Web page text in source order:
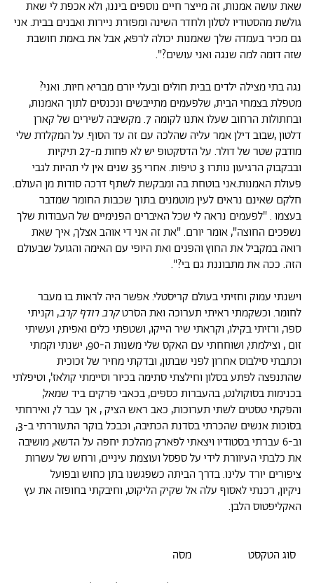
סוג הטקסט
מסה
שאת עושה אמנות, זה מייצר חיים נוספים ביננו, ולא אכפת לי שאת
גולשת מהסטודיו לסלון ולחדר השינה ומפזרת ניירות ואבנים בבית. אני
גם מכיר בעמדה שלך שאמנות יכולה לרפא, אבל את באמת חושבת
שזה דומה למה שנגה ואני עושים?".
נגה בתי מצילה ילדים בבית חולים ובעלי יורם מבריא חיות. ואני?
מטפלת בצמחי הבית, שלפעמים מתייבשים ונכנסים לתוך האמנות,
ובחתולות הרחוב שעלו אתנו לקומה 7. מקשיבה לשירים של קארן
דלטון ,שבוב דילן אמר עליה שהלכה עם זה עד הסוף. על המקלדת שלי
מודבק שטר של דולר. על הדסקטופ יש לא פחות מ-27 תיקיות
ובבקבוק הרגיעון נותרו 3 טיפות. אחרי 35 שנים אין לי תהיות לגבי
פעולת האמנות.אני בוטחת בה ומבקשת לשתף דרכה סודות מן העולם.
חלקם שאינם נראים לעין מוטמנים בתוך שכבות החומר שמדבר
בעצמו . "לפעמים נראה לי שכל האיברים הפנימיים של העבודות שלך
נשפכים החוצה", אומר יורם. "את זה אני די אוהב אצלך, איך שאת
רואה במקביל את החוץ והפנים ואת היופי עם האימה והגועל שבעולם
הזה. ככה את מתבוננת גם בי?".
וישנתי עמוק וחזיתי בעולם קריסטלי. אפשר היה לראות בו מעבר
לחומר. וכשקמתי ראיתי תערוכה ואת הסרטקרב רודף קרב, וקניתי
ספר, ורזיתי בקילו, וקראתי שיר הייקו, ושטפתי כלים ואפיתי, ועשיתי
זום , וצילמתי, ושוחחתי עם האקס שלי משנות ה-90, ישנתי וקמתי
וכתבתי סילבוס אחרון לפני שבתון, ובדקתי מחיר של זכוכית
שהתנפצה לפתע בסלון וחילצתי סתימה בכיור וסיימתי קולאז', וטיפלתי
בכנימות בסוקולנט, בהעברות כספים, בכאבי פרקים ביד שמאל,
והפקתי טסטים לשתי תערוכות, כאב ראש הציק , אך עבר לי, ואירחתי
בסוכות אנשים שהכרתי בסדנת הכתיבה, וכבכל בוקר התעוררתי ב-3,
וב-6 עברתי בסטודיו ויצאתי לפארק מהלכת יחפה על הדשא, מושיבה
את כלבתי העיוורת לידי על ספסל ועוצמת עיניים, ורחש של עשרות
ציפורים יורד עלינו. בדרך הביתה כשפגשנו בתן כחוש ובפועל
ניקיון, רכנתי לאסוף עלה אל שקיק הליקוט, וחיבקתי בחופזה את עץ
האקליפטוס הלבן.